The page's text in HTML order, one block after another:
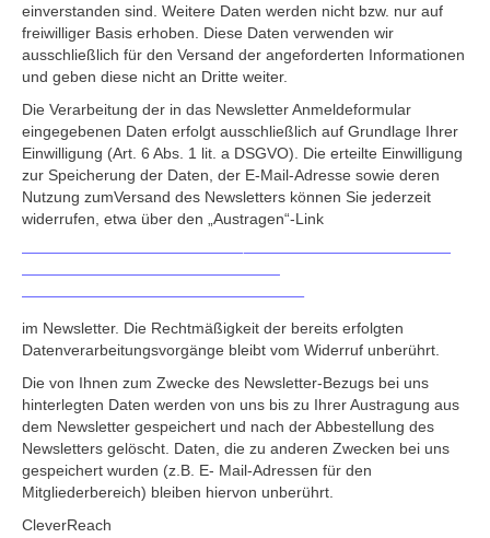
einverstanden sind. Weitere Daten werden nicht bzw. nur auf
freiwilliger Basis erhoben. Diese Daten verwenden wir
ausschließlich für den Versand der angeforderten Informationen
und geben diese nicht an Dritte weiter.
Die Verarbeitung der in das Newsletter Anmeldeformular
eingegebenen Daten erfolgt ausschließlich auf Grundlage Ihrer
Einwilligung (Art. 6 Abs. 1 lit. a DSGVO). Die erteilte Einwilligung
zur Speicherung der Daten, der E-Mail-Adresse sowie deren
Nutzung zumVersand des Newsletters können Sie jederzeit
widerrufen, etwa über den „Austragen“-Link
im Newsletter. Die Rechtmäßigkeit der bereits erfolgten
Datenverarbeitungsvorgänge bleibt vom Widerruf unberührt.
Die von Ihnen zum Zwecke des Newsletter-Bezugs bei uns
hinterlegten Daten werden von uns bis zu Ihrer Austragung aus
dem Newsletter gespeichert und nach der Abbestellung des
Newsletters gelöscht. Daten, die zu anderen Zwecken bei uns
gespeichert wurden (z.B. E- Mail-Adressen für den
Mitgliederbereich) bleiben hiervon unberührt.
CleverReach